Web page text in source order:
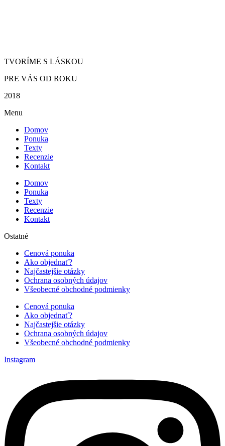
TVORÍME S LÁSKOU
PRE VÁS OD ROKU
2018
Menu
Domov
Ponuka
Texty
Recenzie
Kontakt
Domov
Ponuka
Texty
Recenzie
Kontakt
Ostatné
Cenová ponuka
Ako objednať?
Najčastejšie otázky
Ochrana osobných údajov
Všeobecné obchodné podmienky
Cenová ponuka
Ako objednať?
Najčastejšie otázky
Ochrana osobných údajov
Všeobecné obchodné podmienky
Instagram